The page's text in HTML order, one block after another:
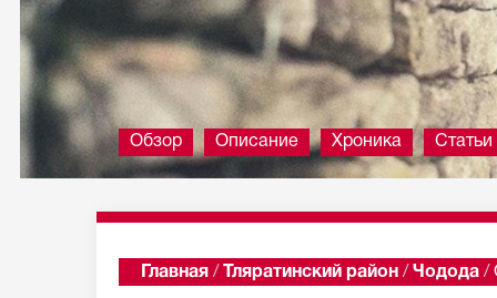
Обзор Описание Хроника Статьи
Главная / Тляратинский район / Чодода /